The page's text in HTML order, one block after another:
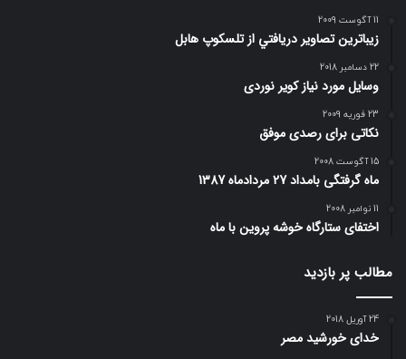
11 آگوست 2009
زيباترين تصاوير دريافتي از تلسكوپ هابل
22 دسامبر 2018
وسایل مورد نیاز کویر نوردی
23 فوریه 2009
نکاتی برای رصدی موفق
15 آگوست 2008
ماه گرفتگی بامداد 27 مردادماه 1387
11 نوامبر 2008
اختفای ستارگاه خوشه پروین با ماه
مطالب پر بازدید
24 آوریل 2018
خدای خورشید مصر